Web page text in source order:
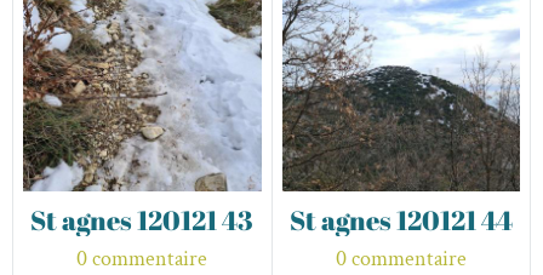
St agnes 120121 43
0 commentaire
St agnes 120121 44
0 commentaire